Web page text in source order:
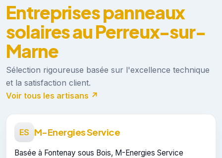
Entreprises panneaux
solaires au Perreux-sur-
Marne
Sélection rigoureuse basée sur l'excellence technique
et la satisfaction client.
Voir tous les artisans ↗
ES M-Energies Service
Basée à Fontenay sous Bois, M-Energies Service